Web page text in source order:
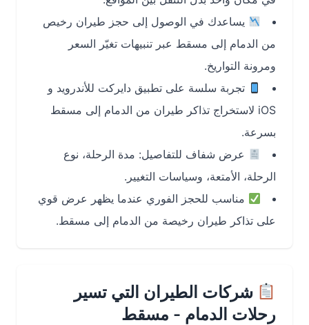
يساعدك في الوصول إلى حجز طيران رخيص
من الدمام إلى مسقط عبر تنبيهات تغيّر السعر
ومرونة التواريخ.
تجربة سلسة على تطبيق دايركت للأندرويد و
iOS لاستخراج تذاكر طيران من الدمام إلى مسقط
بسرعة.
عرض شفاف للتفاصيل: مدة الرحلة، نوع
الرحلة، الأمتعة، وسياسات التغيير.
مناسب للحجز الفوري عندما يظهر عرض قوي
على تذاكر طيران رخيصة من الدمام إلى مسقط.
شركات الطيران التي تسير
رحلات الدمام - مسقط